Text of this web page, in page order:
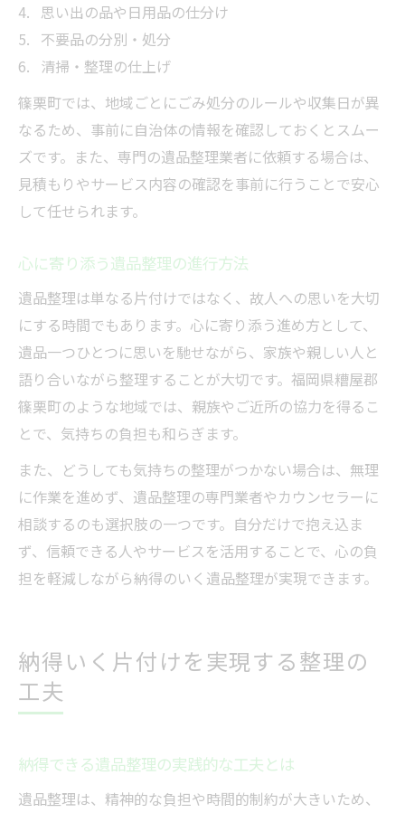
思い出の品や日用品の仕分け
不要品の分別・処分
清掃・整理の仕上げ
篠栗町では、地域ごとにごみ処分のルールや収集日が異
なるため、事前に自治体の情報を確認しておくとスムー
ズです。また、専門の遺品整理業者に依頼する場合は、
見積もりやサービス内容の確認を事前に行うことで安心
して任せられます。
心に寄り添う遺品整理の進行方法
遺品整理は単なる片付けではなく、故人への思いを大切
にする時間でもあります。心に寄り添う進め方として、
遺品一つひとつに思いを馳せながら、家族や親しい人と
語り合いながら整理することが大切です。福岡県糟屋郡
篠栗町のような地域では、親族やご近所の協力を得るこ
とで、気持ちの負担も和らぎます。
また、どうしても気持ちの整理がつかない場合は、無理
に作業を進めず、遺品整理の専門業者やカウンセラーに
相談するのも選択肢の一つです。自分だけで抱え込ま
ず、信頼できる人やサービスを活用することで、心の負
担を軽減しながら納得のいく遺品整理が実現できます。
納得いく片付けを実現する整理の
工夫
納得できる遺品整理の実践的な工夫とは
遺品整理は、精神的な負担や時間的制約が大きいため、